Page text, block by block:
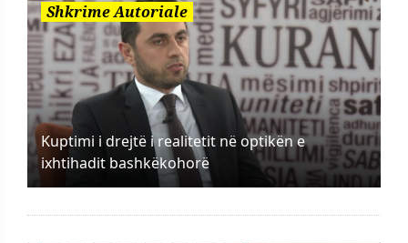
Shkrime Autoriale
Kuptimi i drejtë i realitetit në optikën e
ixhtihadit bashkëkohorë